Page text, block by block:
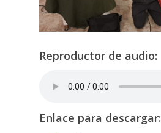
Reproductor de audio:
Enlace para descargar: